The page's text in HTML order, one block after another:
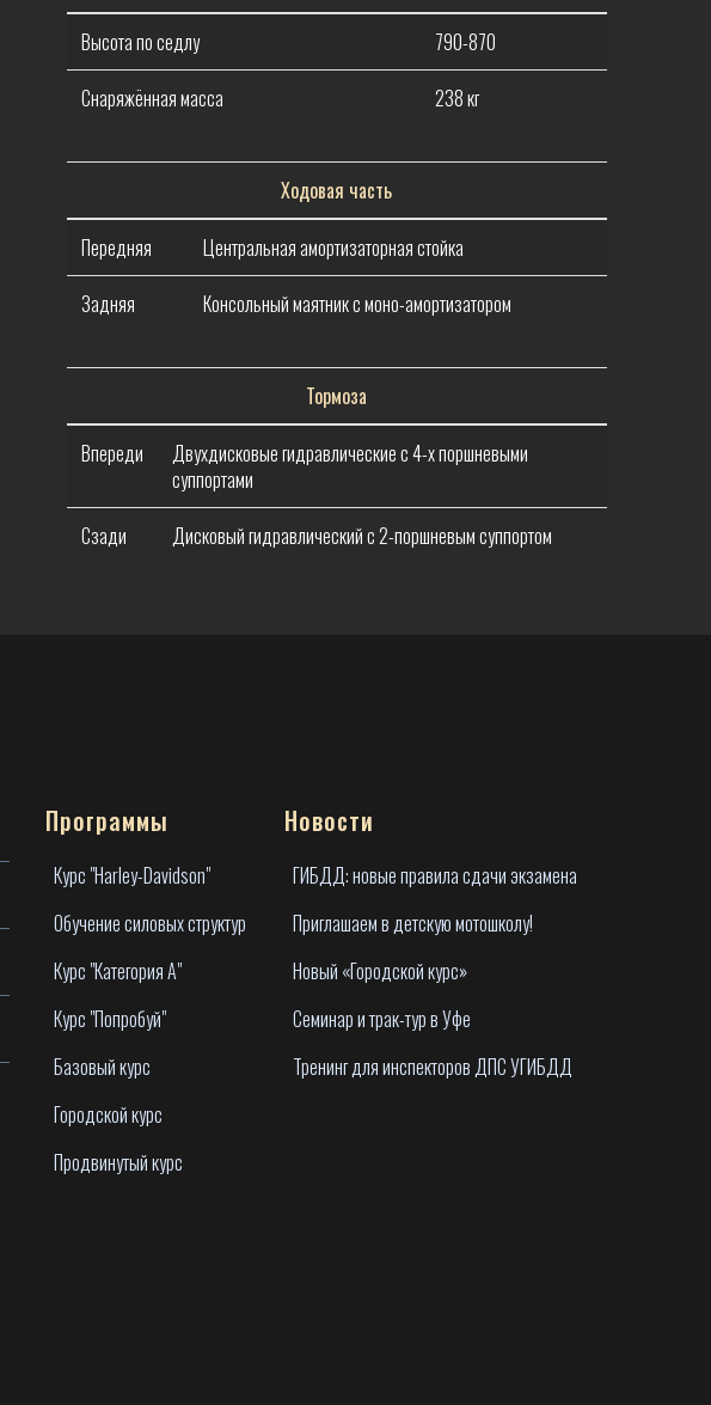
Высота по седлу
790-870
Снаряжённая масса
238 кг
Ходовая часть
Передняя
Центральная амортизаторная стойка
Задняя
Консольный маятник с моно-амортизатором
Тормоза
Впереди
Двухдисковые гидравлические с 4-х поршневыми
суппортами
Сзади
Дисковый гидравлический с 2-поршневым суппортом
Программы
Курс "Harley-Davidson"
Обучение силовых структур
Курс "Категория А"
Курс "Попробуй"
Базовый курс
Городской курс
Продвинутый курс
Новости
ГИБДД: новые правила сдачи экзамена
Приглашаем в детскую мотошколу!
Новый «Городской курс»
Семинар и трак-тур в Уфе
Тренинг для инспекторов ДПС УГИБДД